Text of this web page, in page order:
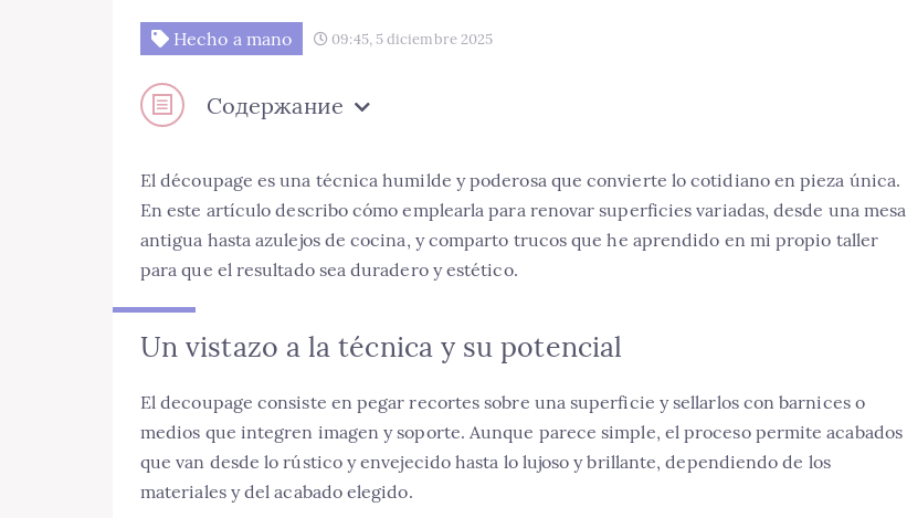
Hecho a mano 09:45, 5 diciembre 2025
Содержание
El découpage es una técnica humilde y poderosa que convierte lo cotidiano en pieza única.
En este artículo describo cómo emplearla para renovar superficies variadas, desde una mesa
antigua hasta azulejos de cocina, y comparto trucos que he aprendido en mi propio taller
para que el resultado sea duradero y estético.
Un vistazo a la técnica y su potencial
El decoupage consiste en pegar recortes sobre una superficie y sellarlos con barnices o
medios que integren imagen y soporte. Aunque parece simple, el proceso permite acabados
que van desde lo rústico y envejecido hasta lo lujoso y brillante, dependiendo de los
materiales y del acabado elegido.